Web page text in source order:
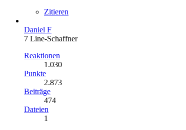
Zitieren
Daniel F
7 Line-Schaffner
Reaktionen
1.030
Punkte
2.873
Beiträge
474
Dateien
1